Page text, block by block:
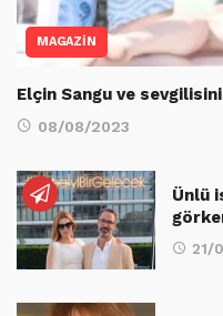
MAGAZİN
Elçin Sangu ve
08/08/2023
Ünlü
21/